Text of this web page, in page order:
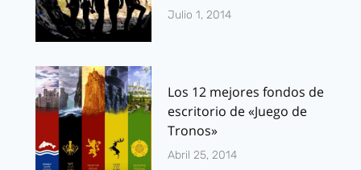
Julio 1, 2014
Los 12 mejores fondos de
escritorio de «Juego de
Tronos»
Abril 25, 2014